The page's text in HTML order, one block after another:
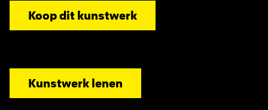
Koop dit kunstwerk
Kunstwerk lenen